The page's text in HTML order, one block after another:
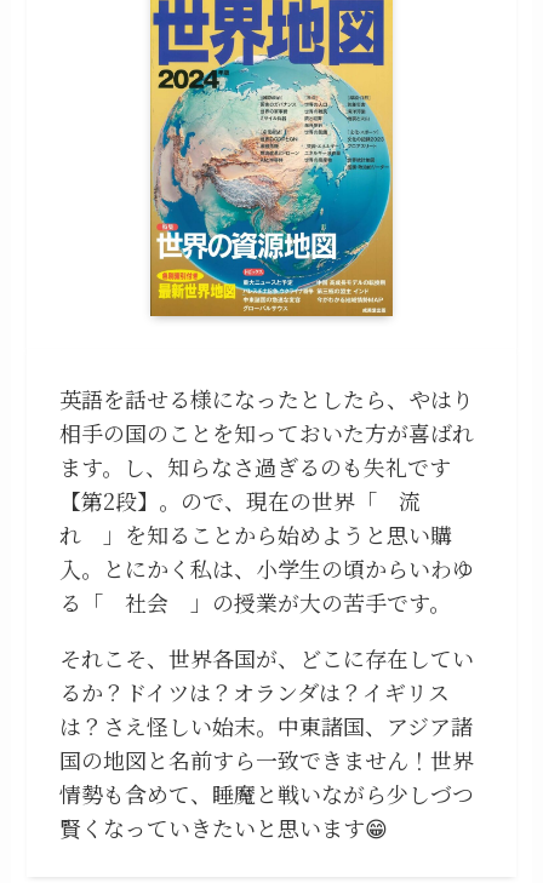
英語を話せる様になったとしたら、やはり
相手の国のことを知っておいた方が喜ばれ
ます。し、知らなさ過ぎるのも失礼です
【第2段】。ので、現在の世界「 流
れ 」を知ることから始めようと思い購
入。とにかく私は、小学生の頃からいわゆ
る「 社会 」の授業が大の苦手です。
それこそ、世界各国が、どこに存在してい
るか？ドイツは？オランダは？イギリス
は？さえ怪しい始末。中東諸国、アジア諸
国の地図と名前すら一致できません！世界
情勢も含めて、睡魔と戦いながら少しづつ
賢くなっていきたいと思います😁